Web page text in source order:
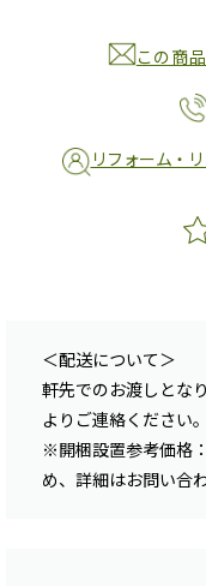
この商
リフォーム・
＜配送について＞
軒先でのお渡しとな
よりご連絡ください。
※開梱設置参考価格
め、詳細はお問い合